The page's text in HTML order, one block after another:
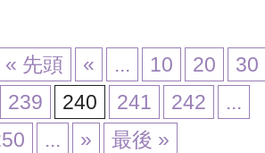
« 先頭 « ... 10 20
30
239 240 241 242
...
... » 最後 »